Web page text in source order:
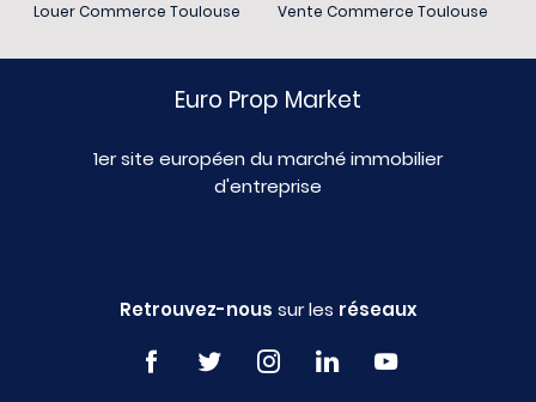
Louer Commerce Toulouse
Vente Commerce Toulouse
Euro Prop Market
1er site européen du marché immobilier
d'entreprise
Retrouvez-nous sur les réseaux